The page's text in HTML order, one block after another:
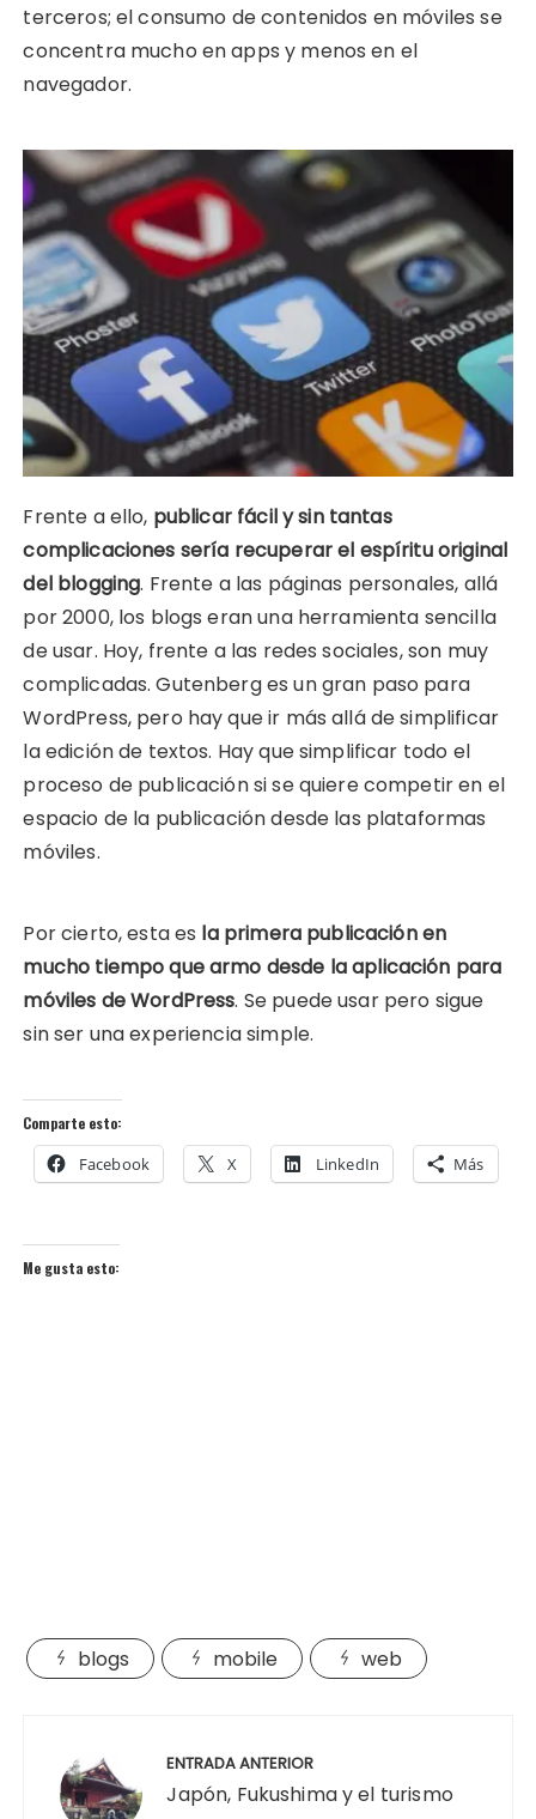
terceros; el consumo de contenidos en móviles se
concentra mucho en apps y menos en el
navegador.
Frente a ello, publicar fácil y sin tantas
complicaciones sería recuperar el espíritu original
del blogging. Frente a las páginas personales, allá
por 2000, los blogs eran una herramienta sencilla
de usar. Hoy, frente a las redes sociales, son muy
complicadas. Gutenberg es un gran paso para
WordPress, pero hay que ir más allá de simplificar
la edición de textos. Hay que simplificar todo el
proceso de publicación si se quiere competir en el
espacio de la publicación desde las plataformas
móviles.
Por cierto, esta es la primera publicación en
mucho tiempo que armo desde la aplicación para
móviles de WordPress. Se puede usar pero sigue
sin ser una experiencia simple.
Comparte esto:
Facebook X LinkedIn Más
Me gusta esto:
blogs mobile web
entradas
ENTRADA ANTERIOR
Japón, Fukushima y el turismo